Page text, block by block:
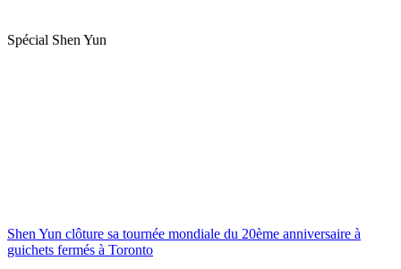
Spécial Shen Yun
Shen Yun clôture sa tournée mondiale du 20ème anniversaire à
guichets fermés à Toronto